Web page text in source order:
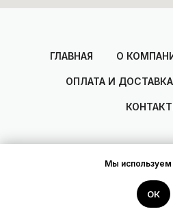
ГЛАВНАЯ О
ОПЛАТА И ДОСТАВКА
2014-2025©
Разработано
Мы
ОК